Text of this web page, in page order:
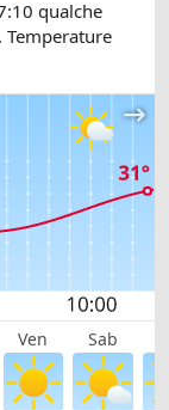
qualche
Temperature
Ven Sab